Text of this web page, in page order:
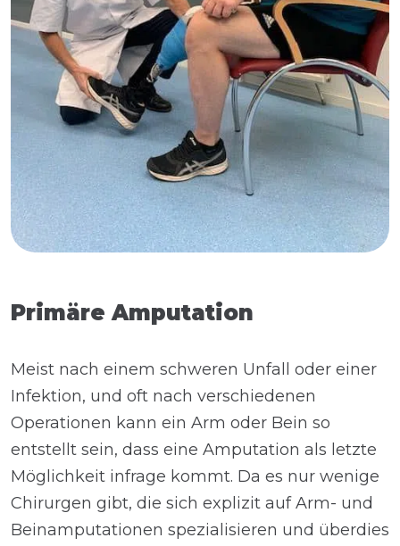
Primäre Amputation
Meist nach einem schweren Unfall oder einer
Infektion, und oft nach verschiedenen
Operationen kann ein Arm oder Bein so
entstellt sein, dass eine Amputation als letzte
Möglichkeit infrage kommt. Da es nur wenige
Chirurgen gibt, die sich explizit auf Arm- und
Beinamputationen spezialisieren und überdies